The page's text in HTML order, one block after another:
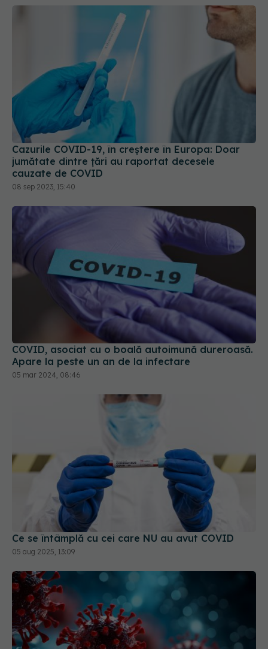
Cazurile COVID-19, în creștere în Europa: Doar
jumătate dintre țări au raportat decesele
cauzate de COVID
08 sep 2023, 15:40
COVID, asociat cu o boală autoimună dureroasă.
Apare la peste un an de la infectare
05 mar 2024, 08:46
Ce se întâmplă cu cei care NU au avut COVID
05 aug 2025, 13:09